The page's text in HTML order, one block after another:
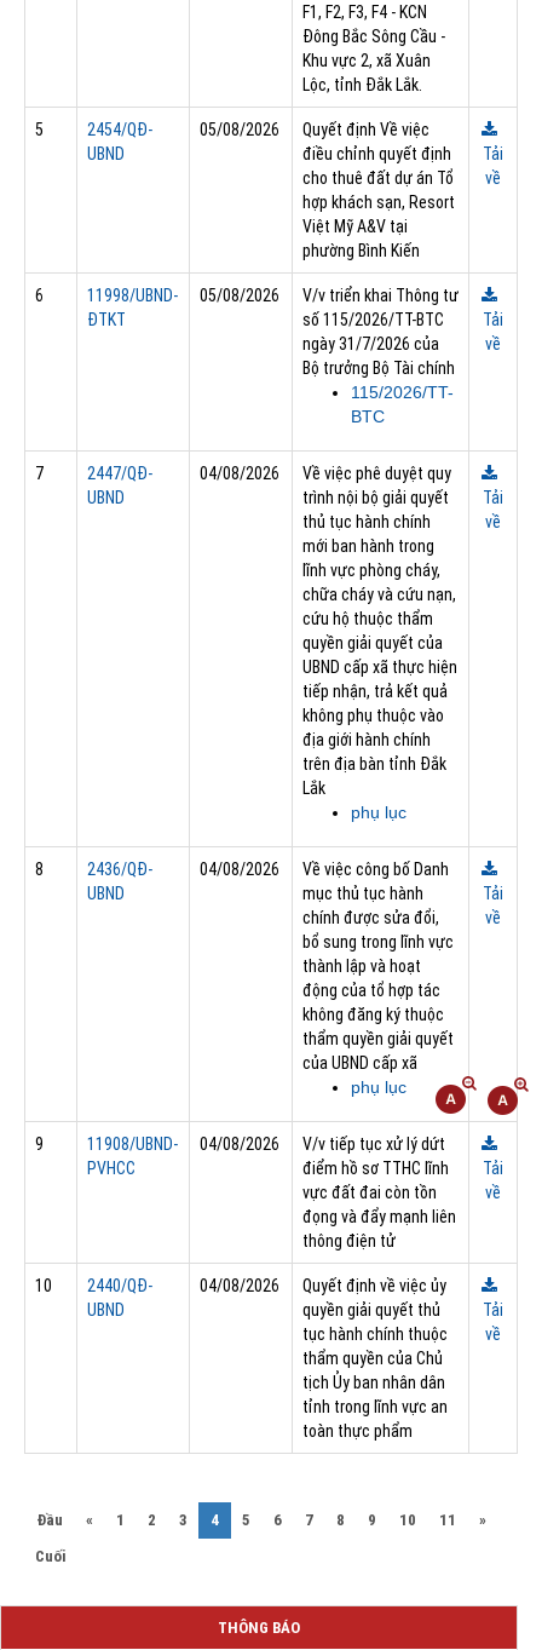
F1, F2, F3, F4 - KCN
Đông Bắc Sông Cầu -
Khu vực 2, xã Xuân
Lộc, tỉnh Đắk Lắk.
5
2454/QĐ-
UBND
05/08/2026
Quyết định Về việc
điều chỉnh quyết định
cho thuê đất dự án Tổ
hợp khách sạn, Resort
Việt Mỹ A&V tại
phường Bình Kiến
Tải
về
6
11998/UBND-
ĐTKT
05/08/2026
V/v triển khai Thông tư
số 115/2026/TT-BTC
ngày 31/7/2026 của
Bộ trưởng Bộ Tài chính
115/2026/TT-
BTC
Tải
về
7
2447/QĐ-
UBND
04/08/2026
Về việc phê duyệt quy
trình nội bộ giải quyết
thủ tục hành chính
mới ban hành trong
lĩnh vực phòng cháy,
chữa cháy và cứu nạn,
cứu hộ thuộc thẩm
quyền giải quyết của
UBND cấp xã thực hiện
tiếp nhận, trả kết quả
không phụ thuộc vào
địa giới hành chính
trên địa bàn tỉnh Đắk
Lắk
phụ lục
Tải
về
8
2436/QĐ-
UBND
04/08/2026
Về việc công bố Danh
mục thủ tục hành
chính được sửa đổi,
bổ sung trong lĩnh vực
thành lập và hoạt
động của tổ hợp tác
không đăng ký thuộc
thẩm quyền giải quyết
của UBND cấp xã
phụ lục
Tải
về
9
11908/UBND-
PVHCC
04/08/2026
V/v tiếp tục xử lý dứt
điểm hồ sơ TTHC lĩnh
vực đất đai còn tồn
đọng và đẩy mạnh liên
thông điện tử
Tải
về
10
2440/QĐ-
UBND
04/08/2026
Quyết định về việc ủy
quyền giải quyết thủ
tục hành chính thuộc
thẩm quyền của Chủ
tịch Ủy ban nhân dân
tỉnh trong lĩnh vực an
toàn thực phẩm
Tải
về
Đầu « 1 2 3 4(current)
5 6 7 8 9 10 11
»
Cuối
THÔNG BÁO
Quyết định Về việc bãi bỏ một số văn bảng quy phạm pháp luật trong